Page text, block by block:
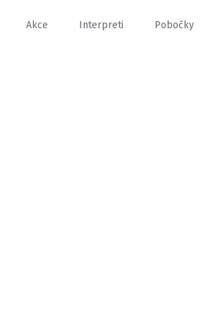
Akce Interpreti Pobočky